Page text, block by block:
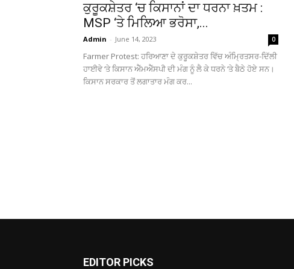
ਕੁਰੂਕਸ਼ੇਤਰ ‘ਚ ਕਿਸਾਨਾਂ ਦਾ ਧਰਨਾ ਖ਼ਤਮ :
MSP ‘ਤੇ ਮਿਲਿਆ ਭਰੋਸਾ,...
Admin - June 14, 2023 0
Farmer Protest: ਹਰਿਆਣਾ ਦੇ ਕੁਰੂਕਸ਼ੇਤਰ ਵਿੱਚ ਅੰਮ੍ਰਿਤਸਰ-ਦਿੱਲੀ
ਹਾਈਵੇ ‘ਤੇ ਕਿਸਾਨ ਐੱਮਐੱਸਪੀ ਦੀ ਮੰਗ ਨੂੰ ਲੈ ਕੇ ਧਰਨੇ ‘ਤੇ ਬੈਠੇ ਹੋਏ ਸਨ।
ਕਿਸਾਨ ਸਰਕਾਰ ਤੋਂ ਲਗਾਤਾਰ ਮੰਗ ਕਰ...
EDITOR PICKS